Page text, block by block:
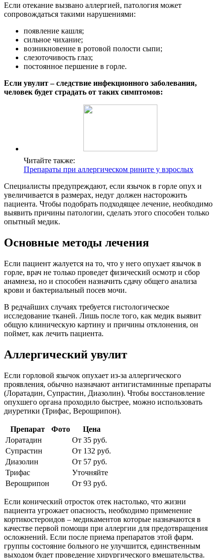
Если отекание вызвано аллергией, патология может
сопровождаться такими нарушениями:
появление кашля;
сильное чихание;
возникновение в ротовой полости сыпи;
слезоточивость глаз;
постоянное першение в горле.
Если увулит – следствие инфекционного заболевания,
человек будет страдать от таких симптомов:
Читайте также:
Препараты при аллергическом рините у взрослых
Специалисты предупреждают, если язычок в горле опух и
увеличивается в размерах, недуг должен насторожить
пациента. Чтобы подобрать подходящее лечение, необходимо
выявить причины патологии, сделать этого способен только
опытный медик.
Основные методы лечения
Если пациент жалуется на то, что у него опухает язычок в
горле, врач не только проведет физический осмотр и сбор
анамнеза, но и способен назначить сдачу общего анализа
крови и бактериальный посев мочи.
В редчайших случаях требуется гистологическое
исследование тканей. Лишь после того, как медик выявит
общую клиническую картину и причины отклонения, он
поймет, как лечить пациента.
Аллергический увулит
Если горловой язычок опухает из-за аллергического
проявления, обычно назначают антигистаминные препараты
(Лоратадин, Супрастин, Диазолин). Чтобы восстановление
опухшего органа проходило быстрее, можно использовать
диуретики (Трифас, Верошрипон).
Препарат Фото
Цена
Лоратадин
От 35 руб.
Супрастин
От 132 руб.
Диазолин
От 57 руб.
Трифас
Уточняйте
Верошрипон
От 93 руб.
Если конический отросток отек настолько, что жизни
пациента угрожает опасность, необходимо применение
кортикостероидов – медикаментов которые назначаются в
качестве первой помощи при аллергии для предотвращения
осложнений. Если после приема препаратов этой фарм.
группы состояние больного не улучшится, единственным
выходом будет проведение хирургического вмешательства.